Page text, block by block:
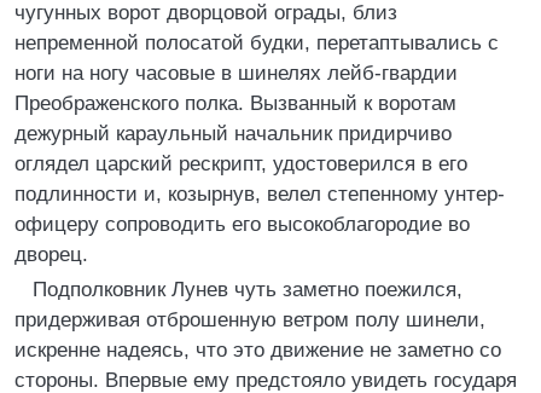
чугунных ворот дворцовой ограды, близ
непременной полосатой будки, перетаптывались с
ноги на ногу часовые в шинелях лейб-гвардии
Преображенского полка. Вызванный к воротам
дежурный караульный начальник придирчиво
оглядел царский рескрипт, удостоверился в его
подлинности и, козырнув, велел степенному унтер-
офицеру сопроводить его высокоблагородие во
дворец.
Подполковник Лунев чуть заметно поежился,
придерживая отброшенную ветром полу шинели,
искренне надеясь, что это движение не заметно со
стороны. Впервые ему предстояло увидеть государя